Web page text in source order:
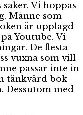
Vi hoppas
Månne som
är upplagd
Youtube. Vi
De flesta
vuxna som vill
passar inte in
tänkvärd bok
Dessutom med